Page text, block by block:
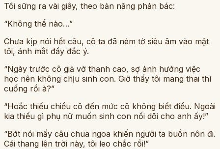
Tôi sững ra vài giây, theo bản năng phản bác:
“Không thể nào…”
Chưa kịp nói hết câu, cô ta đã ném tờ siêu âm vào mặt
tôi, ánh mắt đầy đắc ý.
“Ngày trước cô giả vờ thanh cao, sợ ảnh hưởng việc
học nên không chịu sinh con. Giờ thấy tôi mang thai thì
cuống rồi à?”
“Hoắc thiếu chiều cô đến mức cô không biết điều. Ngoài
kia thiếu gì phụ nữ muốn sinh con nối dõi cho anh ấy!”
“Bớt nói mấy câu chua ngoa khiến người ta buồn nôn đi.
Cái thang lên trời này, tôi leo chắc rồi!”